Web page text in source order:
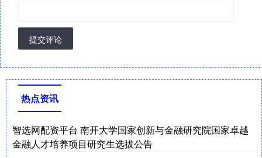
提交评论
热点资讯
智选网配资平台 南开大学国家创新与金融研究院国家卓越
金融人才培养项目研究生选拔公告